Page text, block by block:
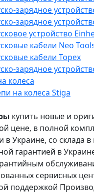
зарядное
зарядное
устройство
кабели Neo
кабели Topex
зарядное
колеса
на колеса Stiga
купить новые и
цене, в полной
в Украине, со склада в
гарантией в
сервисных
поддержкой